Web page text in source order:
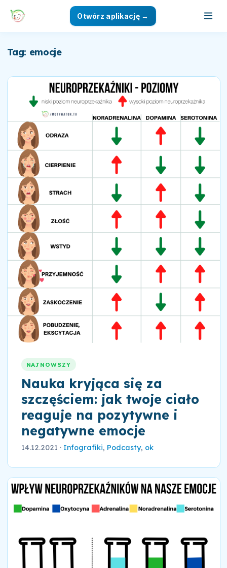
Otwórz aplikację →
Tag: emocje
NAJNOWSZY
Nauka kryjąca się za
szczęściem: jak twoje ciało
reaguje na pozytywne i
negatywne emocje
14.12.2021 · Infografiki, Podcasty, ok